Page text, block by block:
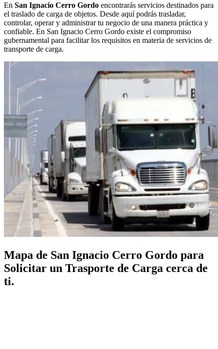
En San Ignacio Cerro Gordo encontrarás servicios destinados para
el traslado de carga de objetos. Desde aquí podrás trasladar,
controlar, operar y administrar tu negocio de una manera práctica y
confiable. En San Ignacio Cerro Gordo existe el compromiso
gubernamental para facilitar los requisitos en materia de servicios de
transporte de carga.
Mapa de San Ignacio Cerro Gordo para
Solicitar un Trasporte de Carga cerca de
ti.